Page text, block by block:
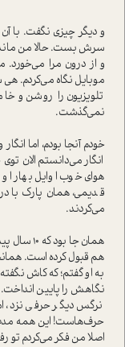
و دیگر چیزی نگفت. با
سرش بست. حالا من
و از درون مرا
تلویزیون را روشن و
نمی‌گذشت.
خودم آنجا بودم، اما
انگار می‌دانستم الان
هوای خوب اوایل بهار
قدیمی، همان پارک با
می‌کردند.
همان جا
هم قبول کرده است.
به او گفتم؛ که کاش
نگاهش را پایین
نرگس دیگر حرفی
حرف‌هاست! این همه مدت
اصلا من فکر می‌کردم تو